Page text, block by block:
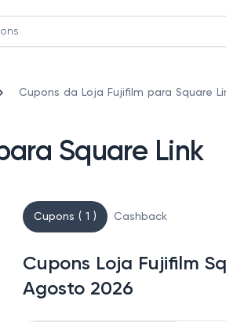
Cupons da Loja Fujifilm para Square
Square Link
Cupons ( 1 ) Cashback
Cupons Loja Fujifilm
Agosto 2026